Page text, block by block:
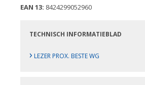
EAN 13: 8424299052960
TECHNISCH INFORMATIEBLAD
› LEZER PROX. BESTE WG